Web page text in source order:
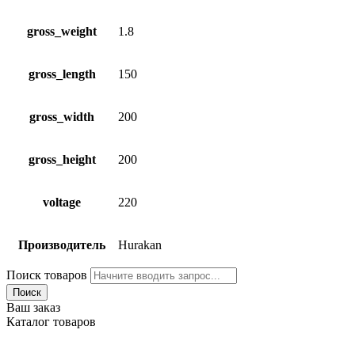
gross_weight 1.8
gross_length 150
gross_width 200
gross_height 200
voltage 220
Производитель Hurakan
Поиск товаров
Поиск
Ваш заказ
Каталог товаров